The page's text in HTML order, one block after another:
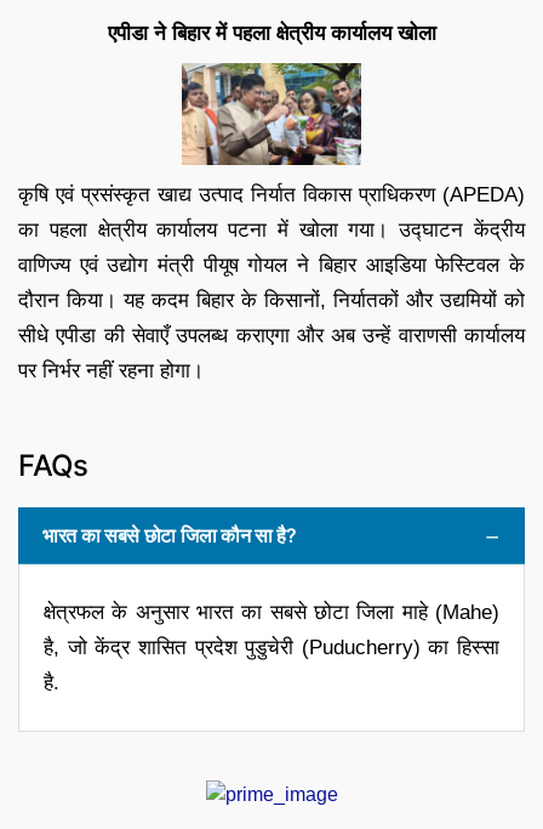
एपीडा ने बिहार में पहला क्षेत्रीय कार्यालय खोला
कृषि एवं प्रसंस्कृत खाद्य उत्पाद निर्यात विकास प्राधिकरण (APEDA)
का पहला क्षेत्रीय कार्यालय पटना में खोला गया। उद्घाटन केंद्रीय
वाणिज्य एवं उद्योग मंत्री पीयूष गोयल ने बिहार आइडिया फेस्टिवल के
दौरान किया। यह कदम बिहार के किसानों, निर्यातकों और उद्यमियों को
सीधे एपीडा की सेवाएँ उपलब्ध कराएगा और अब उन्हें वाराणसी कार्यालय
पर निर्भर नहीं रहना होगा।
FAQs
भारत का सबसे छोटा जिला कौन सा है?
क्षेत्रफल के अनुसार भारत का सबसे छोटा जिला माहे (Mahe)
है, जो केंद्र शासित प्रदेश पुडुचेरी (Puducherry) का हिस्सा
है.